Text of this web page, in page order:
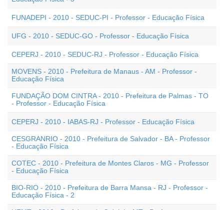
FUNADEPI - 2010 - SEDUC-PI - Professor - Educação Física
UFG - 2010 - SEDUC-GO - Professor - Educação Física
CEPERJ - 2010 - SEDUC-RJ - Professor - Educação Física
MOVENS - 2010 - Prefeitura de Manaus - AM - Professor -
Educação Física
FUNDAÇÃO DOM CINTRA - 2010 - Prefeitura de Palmas - TO
- Professor - Educação Física
CEPERJ - 2010 - IABAS-RJ - Professor - Educação Física
CESGRANRIO - 2010 - Prefeitura de Salvador - BA - Professor
- Educação Física
COTEC - 2010 - Prefeitura de Montes Claros - MG - Professor
- Educação Física
BIO-RIO - 2010 - Prefeitura de Barra Mansa - RJ - Professor -
Educação Física - 2